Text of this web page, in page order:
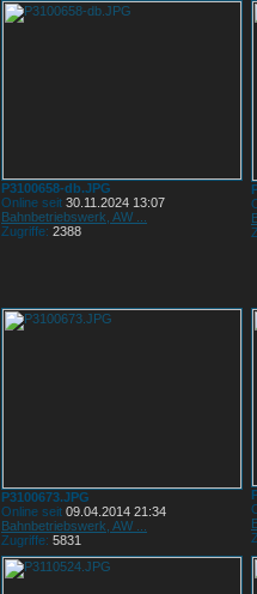
P3100658-db.JPG
Online seit 30.11.2024 13:07
Bahnbetriebswerk, AW ...
Zugriffe: 2388
P3100673.JPG
Online seit 09.04.2014 21:34
Bahnbetriebswerk, AW ...
Zugriffe: 5831